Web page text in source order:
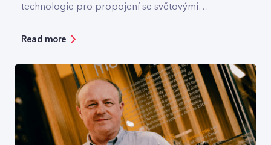
technologie pro propojení se světovými
pro core síť má na starost technologie pro
připomínají LEGO.
Read more